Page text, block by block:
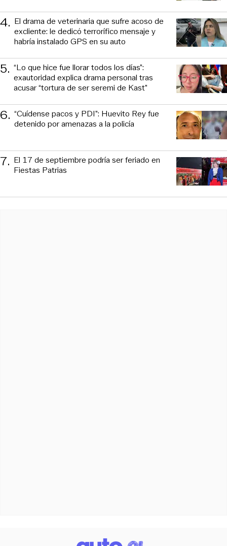
4. El drama de veterinaria que sufre acoso de
excliente: le dedicó terrorífico mensaje y
habría instalado GPS en su auto
5. “Lo que hice fue llorar todos los días”:
exautoridad explica drama personal tras
acusar “tortura de ser seremi de Kast”
6. “Cuídense pacos y PDI”: Huevito Rey fue
detenido por amenazas a la policía
7. El 17 de septiembre podría ser feriado en
Fiestas Patrias